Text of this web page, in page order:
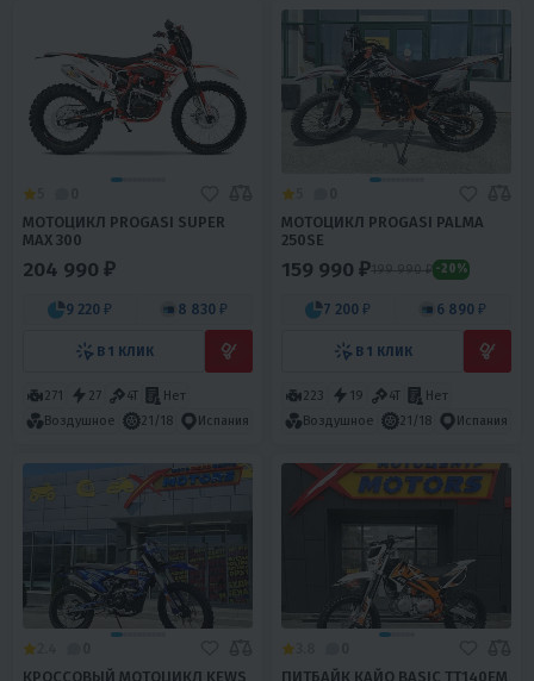
МОТОЦИКЛ PROGASI SUPER
MAX 300
204 990 ₽
9 220 ₽ 8 830 ₽
В 1 КЛИК
271 27 4T
Нет
Воздушное
21/18 Испания
МОТОЦИКЛ PROGASI PALMA
250SE
159 990 ₽199 990 ₽ -20%
7 200 ₽ 6 890 ₽
В 1 КЛИК
223 19 4T
Нет
Воздушное
21/18 Испания
КРОССОВЫЙ МОТОЦИКЛ KEWS
ПИТБАЙК КАЙО BASIC TT140EM